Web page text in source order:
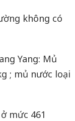
không có
Yang: Mủ
; mủ nước loại
mức 461